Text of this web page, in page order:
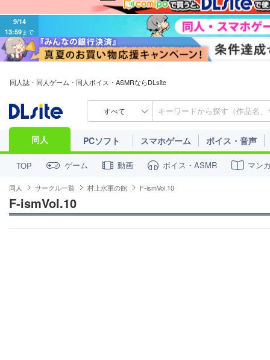
13:59まで
同人誌・同人ゲーム・同人ボイス・ASMRならDLsite
すべて
同人 PCソフト スマホゲーム ボイス・音声
TOP ゲーム 動画 ボイス・ASMR マン
同人 サークル一覧 村上水軍の館 F-ismVol.10
F-ismVol.10